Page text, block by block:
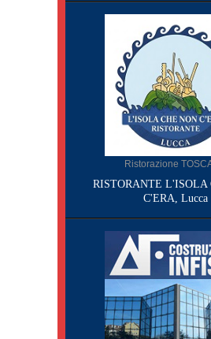
Ristorazione
RISTORANTE L'ISOLA
C'ERA, Lucca